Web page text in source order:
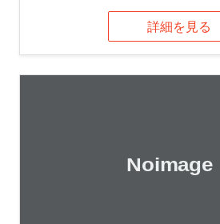
詳細を見る